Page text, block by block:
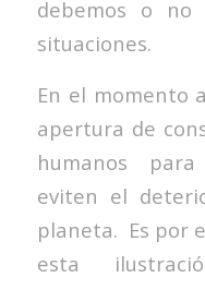
debemos o no
situaciones.
En el momento
apertura de
humanos
eviten el
planeta. Es por
esta